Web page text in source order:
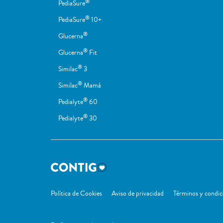
PediaSure
PediaSure® 10+
Glucerna®
Glucerna® Fit
Similac® 3
Similac® Mamá
Pedialyte® 60
Pedialyte® 30
Política de Cookies Aviso de privacidad Términos y